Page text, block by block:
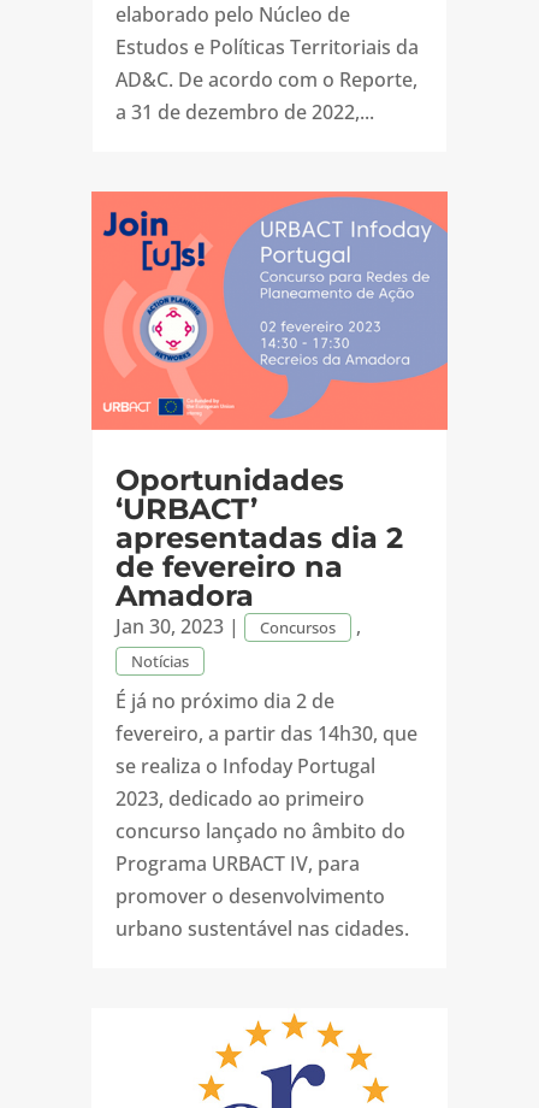
elaborado pelo Núcleo de
Estudos e Políticas Territoriais da
AD&C. De acordo com o Reporte,
a 31 de dezembro de 2022,...
Oportunidades
‘URBACT’
apresentadas dia 2
de fevereiro na
Amadora
Jan 30, 2023| Concursos ,
Notícias
É já no próximo dia 2 de
fevereiro, a partir das 14h30, que
se realiza o Infoday Portugal
2023, dedicado ao primeiro
concurso lançado no âmbito do
Programa URBACT IV, para
promover o desenvolvimento
urbano sustentável nas cidades.